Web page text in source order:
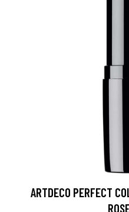
ARTDECO PERFECT